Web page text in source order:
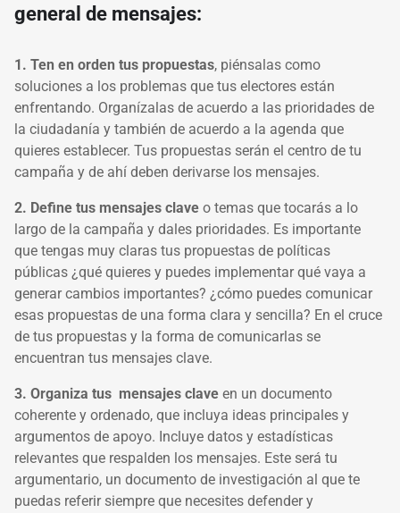
general de mensajes:
1. Ten en orden tus propuestas, piénsalas como
soluciones a los problemas que tus electores están
enfrentando. Organízalas de acuerdo a las prioridades de
la ciudadanía y también de acuerdo a la agenda que
quieres establecer. Tus propuestas serán el centro de tu
campaña y de ahí deben derivarse los mensajes.
2. Define tus mensajes clave o temas que tocarás a lo
largo de la campaña y dales prioridades. Es importante
que tengas muy claras tus propuestas de políticas
públicas ¿qué quieres y puedes implementar qué vaya a
generar cambios importantes? ¿cómo puedes comunicar
esas propuestas de una forma clara y sencilla? En el cruce
de tus propuestas y la forma de comunicarlas se
encuentran tus mensajes clave.
3. Organiza tus mensajes clave en un documento
coherente y ordenado, que incluya ideas principales y
argumentos de apoyo. Incluye datos y estadísticas
relevantes que respalden los mensajes. Este será tu
argumentario, un documento de investigación al que te
puedas referir siempre que necesites defender y